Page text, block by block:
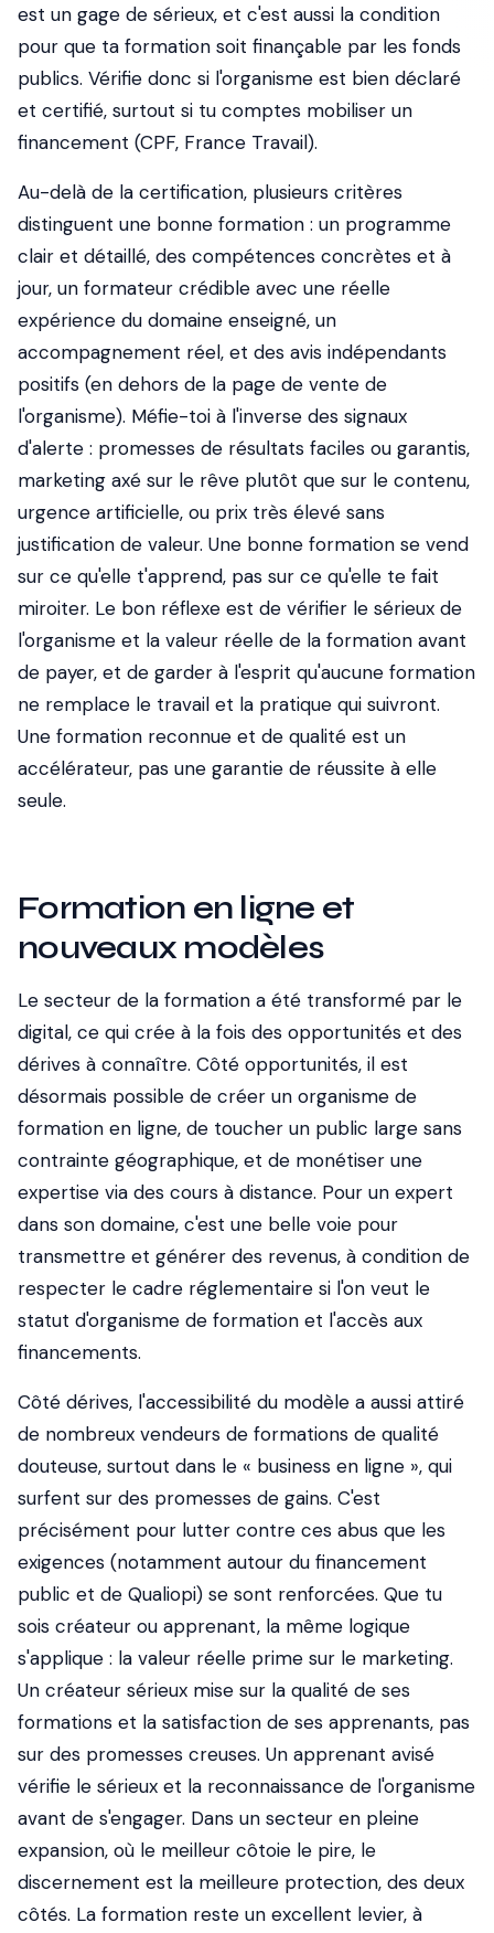
est un gage de sérieux, et c'est aussi la condition
pour que ta formation soit finançable par les fonds
publics. Vérifie donc si l'organisme est bien déclaré
et certifié, surtout si tu comptes mobiliser un
financement (CPF, France Travail).
Au-delà de la certification, plusieurs critères
distinguent une bonne formation : un programme
clair et détaillé, des compétences concrètes et à
jour, un formateur crédible avec une réelle
expérience du domaine enseigné, un
accompagnement réel, et des avis indépendants
positifs (en dehors de la page de vente de
l'organisme). Méfie-toi à l'inverse des signaux
d'alerte : promesses de résultats faciles ou garantis,
marketing axé sur le rêve plutôt que sur le contenu,
urgence artificielle, ou prix très élevé sans
justification de valeur. Une bonne formation se vend
sur ce qu'elle t'apprend, pas sur ce qu'elle te fait
miroiter. Le bon réflexe est de vérifier le sérieux de
l'organisme et la valeur réelle de la formation avant
de payer, et de garder à l'esprit qu'aucune formation
ne remplace le travail et la pratique qui suivront.
Une formation reconnue et de qualité est un
accélérateur, pas une garantie de réussite à elle
seule.
Formation en ligne et
nouveaux modèles
Le secteur de la formation a été transformé par le
digital, ce qui crée à la fois des opportunités et des
dérives à connaître. Côté opportunités, il est
désormais possible de créer un organisme de
formation en ligne, de toucher un public large sans
contrainte géographique, et de monétiser une
expertise via des cours à distance. Pour un expert
dans son domaine, c'est une belle voie pour
transmettre et générer des revenus, à condition de
respecter le cadre réglementaire si l'on veut le
statut d'organisme de formation et l'accès aux
financements.
Côté dérives, l'accessibilité du modèle a aussi attiré
de nombreux vendeurs de formations de qualité
douteuse, surtout dans le « business en ligne », qui
surfent sur des promesses de gains. C'est
précisément pour lutter contre ces abus que les
exigences (notamment autour du financement
public et de Qualiopi) se sont renforcées. Que tu
sois créateur ou apprenant, la même logique
s'applique : la valeur réelle prime sur le marketing.
Un créateur sérieux mise sur la qualité de ses
formations et la satisfaction de ses apprenants, pas
sur des promesses creuses. Un apprenant avisé
vérifie le sérieux et la reconnaissance de l'organisme
avant de s'engager. Dans un secteur en pleine
expansion, où le meilleur côtoie le pire, le
discernement est la meilleure protection, des deux
côtés. La formation reste un excellent levier, à